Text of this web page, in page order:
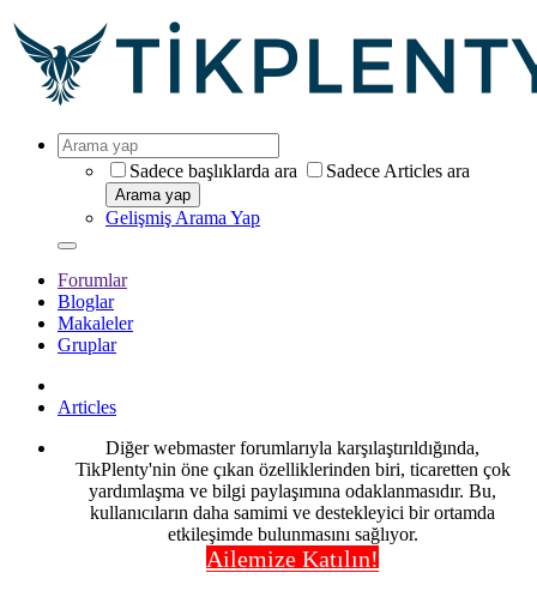
Sadece başlıklarda ara Sadece Articles ara
Arama yap
Gelişmiş Arama Yap
Forumlar
Bloglar
Makaleler
Gruplar
Articles
Diğer webmaster forumlarıyla karşılaştırıldığında,
TikPlenty'nin öne çıkan özelliklerinden biri, ticaretten çok
yardımlaşma ve bilgi paylaşımına odaklanmasıdır. Bu,
kullanıcıların daha samimi ve destekleyici bir ortamda
etkileşimde bulunmasını sağlıyor.
Ailemize Katılın!